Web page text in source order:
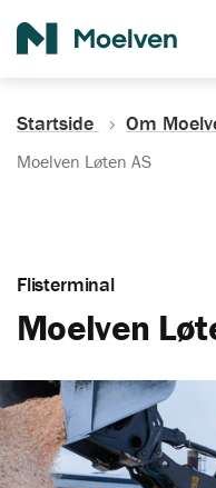
Startside Om
Moelven Løten AS
Flisterminal
Moelven